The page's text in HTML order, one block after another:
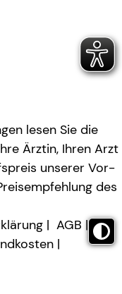
lesen Sie die
Ärztin, Ihren Arzt
unserer Vor-
des
AGB